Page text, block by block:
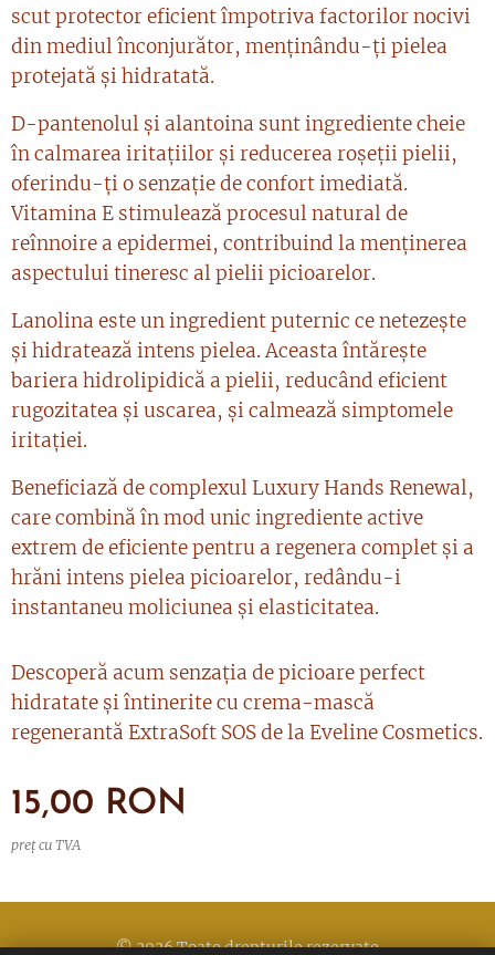
scut protector eficient împotriva factorilor nocivi
din mediul înconjurător, menținându-ți pielea
protejată și hidratată.
D-pantenolul și alantoina sunt ingrediente cheie
în calmarea iritațiilor și reducerea roșeții pielii,
oferindu-ți o senzație de confort imediată.
Vitamina E stimulează procesul natural de
reînnoire a epidermei, contribuind la menținerea
aspectului tineresc al pielii picioarelor.
Lanolina este un ingredient puternic ce netezește
și hidratează intens pielea. Aceasta întărește
bariera hidrolipidică a pielii, reducând eficient
rugozitatea și uscarea, și calmează simptomele
iritației.
Beneficiază de complexul Luxury Hands Renewal,
care combină în mod unic ingrediente active
extrem de eficiente pentru a regenera complet și a
hrăni intens pielea picioarelor, redându-i
instantaneu moliciunea și elasticitatea.
Descoperă acum senzația de picioare perfect
hidratate și întinerite cu crema-mască
regenerantă ExtraSoft SOS de la Eveline Cosmetics.
15,00 RON
preț cu TVA
© 2026 Toate drepturile rezervate